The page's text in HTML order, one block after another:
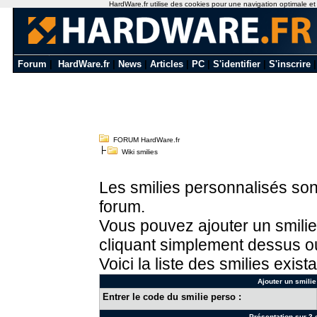
Forum HardWare.fr News Articles PC S'identifier S'inscrire
FORUM HardWare.fr
Wiki smilies
Les smilies personnalisés
forum.
Vous pouvez ajouter un
cliquant simplement dessus
Voici la liste des smilies
Ajouter un
Entrer le code du smilie perso :
HardWare.fr utilise des cookies pour une navigation optimale